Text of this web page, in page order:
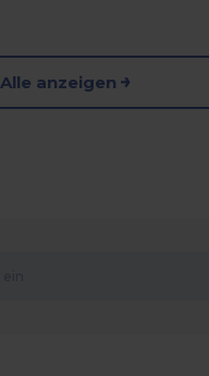
Alle anzeigen